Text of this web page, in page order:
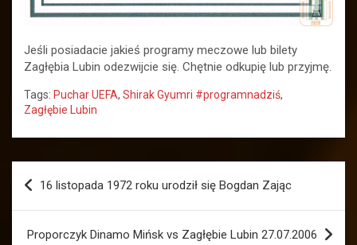
Jeśli posiadacie jakieś programy meczowe lub bilety
Zagłębia Lubin odezwijcie się. Chętnie odkupię lub przyjmę.
Tags: Puchar UEFA, Shirak Gyumri #programnadziś,
Zagłębie Lubin
Nawigacja
wpisu
16 listopada 1972 roku urodził się Bogdan Zając
Proporczyk Dinamo Mińsk vs Zagłębie Lubin 27.07.2006